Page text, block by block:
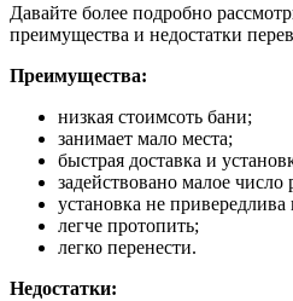
Давайте более подробно
преимущества и недостатки
Преимущества:
низкая стоимсоть бани;
занимает мало места;
быстрая доставка и
задействовано малое число
установка не
легче протопить;
легко перенести.
Недостатки: